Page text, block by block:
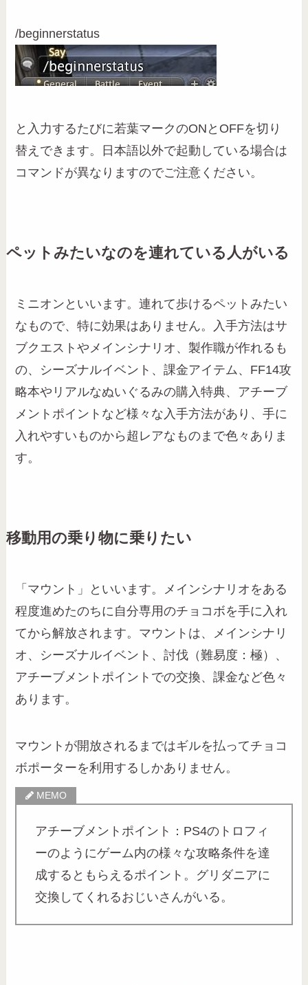
/beginnerstatus
と入力するたびに若葉マークのONとOFFを切り
替えできます。日本語以外で起動している場合は
コマンドが異なりますのでご注意ください。
ペットみたいなのを連れている人がいる
ミニオンといいます。連れて歩けるペットみたい
なもので、特に効果はありません。入手方法はサ
ブクエストやメインシナリオ、製作職が作れるも
の、シーズナルイベント、課金アイテム、FF14攻
略本やリアルなぬいぐるみの購入特典、アチーブ
メントポイントなど様々な入手方法があり、手に
入れやすいものから超レアなものまで色々ありま
す。
移動用の乗り物に乗りたい
「マウント」といいます。メインシナリオをある
程度進めたのちに自分専用のチョコボを手に入れ
てから解放されます。マウントは、メインシナリ
オ、シーズナルイベント、討伐（難易度：極）、
アチーブメントポイントでの交換、課金など色々
あります。
マウントが開放されるまではギルを払ってチョコ
ボポーターを利用するしかありません。
アチーブメントポイント：PS4のトロフィ
ーのようにゲーム内の様々な攻略条件を達
成するともらえるポイント。グリダニアに
交換してくれるおじいさんがいる。